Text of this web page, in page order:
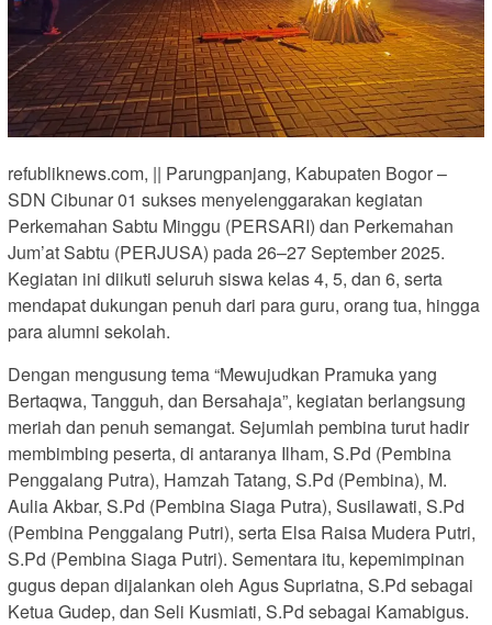
refubliknews.com, || Parungpanjang, Kabupaten Bogor –
SDN Cibunar 01 sukses menyelenggarakan kegiatan
Perkemahan Sabtu Minggu (PERSARI) dan Perkemahan
Jum’at Sabtu (PERJUSA) pada 26–27 September 2025.
Kegiatan ini diikuti seluruh siswa kelas 4, 5, dan 6, serta
mendapat dukungan penuh dari para guru, orang tua, hingga
para alumni sekolah.
Dengan mengusung tema “Mewujudkan Pramuka yang
Bertaqwa, Tangguh, dan Bersahaja”, kegiatan berlangsung
meriah dan penuh semangat. Sejumlah pembina turut hadir
membimbing peserta, di antaranya Ilham, S.Pd (Pembina
Penggalang Putra), Hamzah Tatang, S.Pd (Pembina), M.
Aulia Akbar, S.Pd (Pembina Siaga Putra), Susilawati, S.Pd
(Pembina Penggalang Putri), serta Elsa Raisa Mudera Putri,
S.Pd (Pembina Siaga Putri). Sementara itu, kepemimpinan
gugus depan dijalankan oleh Agus Supriatna, S.Pd sebagai
Ketua Gudep, dan Seli Kusmiati, S.Pd sebagai Kamabigus.